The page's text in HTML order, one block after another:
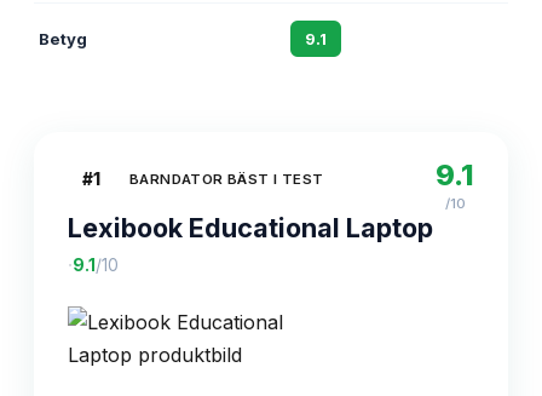
Betyg 9.1
#1 BARNDATOR BÄST I TEST
Lexibook Educational Laptop
·9.1 /10
9.1
/10